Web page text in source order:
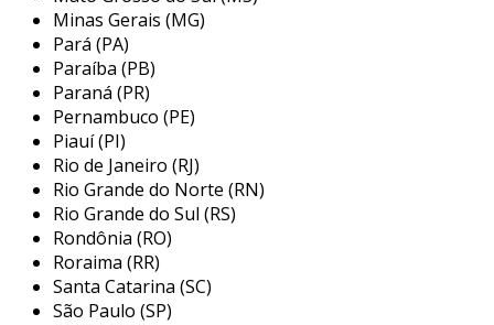
principais aplicações do
acoplamento magnético em
transformadores
o acoplamento magnético é crucial para a
operação de transformadores, que são
amplamente utilizados em diversas aplicações
industriais e comerciais. entre as aplicações
mais comuns, destacam-se:
distribuição de energia elétrica:
transformadores são utilizados para
Minas Gerais (MG)
Pará (PA)
Paraíba (PB)
Paraná (PR)
Pernambuco (PE)
Piauí (PI)
Rio de Janeiro (RJ)
Rio Grande do Norte (RN)
Rio Grande do Sul (RS)
Rondônia (RO)
Roraima (RR)
Santa Catarina (SC)
São Paulo (SP)